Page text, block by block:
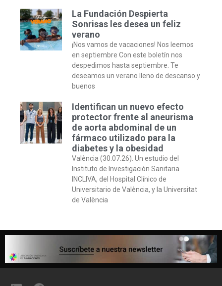
La Fundación Despierta
Sonrisas les desea un feliz
verano
¡Nos vamos de vacaciones! Nos leemos
en septiembre Con este boletín nos
despedimos hasta septiembre. Te
deseamos un verano lleno de descanso y
buenos
Identifican un nuevo efecto
protector frente al aneurisma
de aorta abdominal de un
fármaco utilizado para la
diabetes y la obesidad
València (30.07.26). Un estudio del
Instituto de Investigación Sanitaria
INCLIVA, del Hospital Clínico de
Universitario de València, y la Universitat
de València